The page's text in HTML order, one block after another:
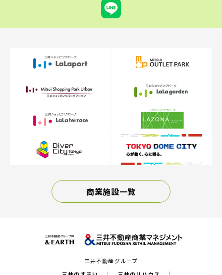
商業施設一覧
三井不動産グループ